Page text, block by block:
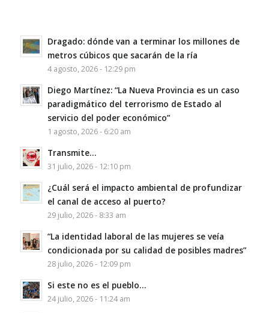
Dragado: dónde van a terminar los millones de
metros cúbicos que sacarán de la ría
4 agosto, 2026 - 12:29 pm
Diego Martínez: “La Nueva Provincia es un caso
paradigmático del terrorismo de Estado al
servicio del poder económico”
1 agosto, 2026 - 6:20 am
Transmite…
31 julio, 2026 - 12:10 pm
¿Cuál será el impacto ambiental de profundizar
el canal de acceso al puerto?
29 julio, 2026 - 8:33 am
“La identidad laboral de las mujeres se veía
condicionada por su calidad de posibles madres”
28 julio, 2026 - 12:09 pm
Si este no es el pueblo…
24 julio, 2026 - 11:24 am